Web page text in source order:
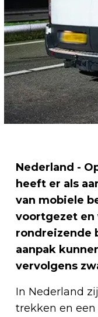
Nederland -
heeft er als
van mobiele
voortgezet
rondreizende
aanpak
vervolgens
In Nederland
trekken en een